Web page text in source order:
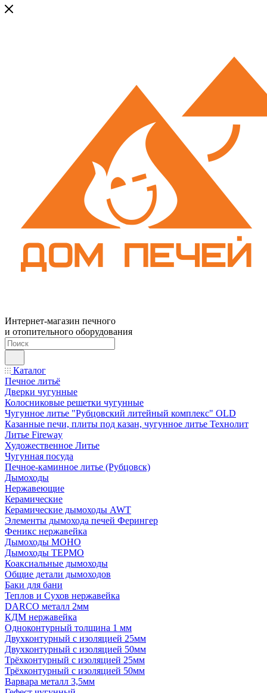
Интернет-магазин печного
и отопительного оборудования
Каталог
Печное литьё
Дверки чугунные
Колосниковые решетки чугунные
Чугунное литье "Рубцовский литейный комплекс" OLD
Казанные печи, плиты под казан, чугунное литье Технолит
Литье Fireway
Художественное Литье
Чугунная посуда
Печное-каминное литье (Рубцовск)
Дымоходы
Нержавеющие
Керамические
Керамические дымоходы AWT
Элементы дымохода печей Ферингер
Феникс нержавейка
Дымоходы МОНО
Дымоходы ТЕРМО
Коаксиальные дымоходы
Общие детали дымоходов
Баки для бани
Теплов и Сухов нержавейка
DARCO металл 2мм
КДМ нержавейка
Одноконтурный толщина 1 мм
Двухконтурный с изоляцией 25мм
Двухконтурный с изоляцией 50мм
Трёхконтурный с изоляцией 25мм
Трёхконтурный с изоляцией 50мм
Варвара металл 3,5мм